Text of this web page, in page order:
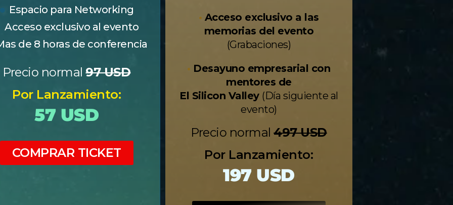
Espacio para Networking
Acceso exclusivo al evento
de 8 horas de conferencia
Precio normal97 USD
Por Lanzamiento:
57 USD
COMPRAR TICKET
• Acceso exclusivo a las
memorias del evento
(Grabaciones)
• Desayuno empresarial con
mentores de
El Silicon Valley (Día siguiente al
evento)
Precio normal497 USD
Por Lanzamiento:
197 USD